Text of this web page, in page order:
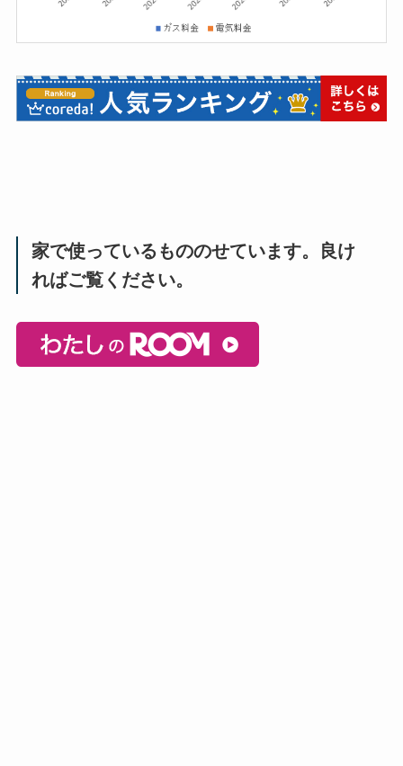
家で使っているもののせています。良け
ればご覧ください。